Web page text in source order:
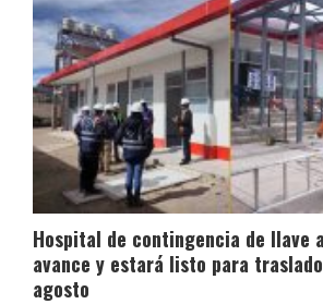
Hospital de contingencia de Ilave
avance y estará listo para
agosto